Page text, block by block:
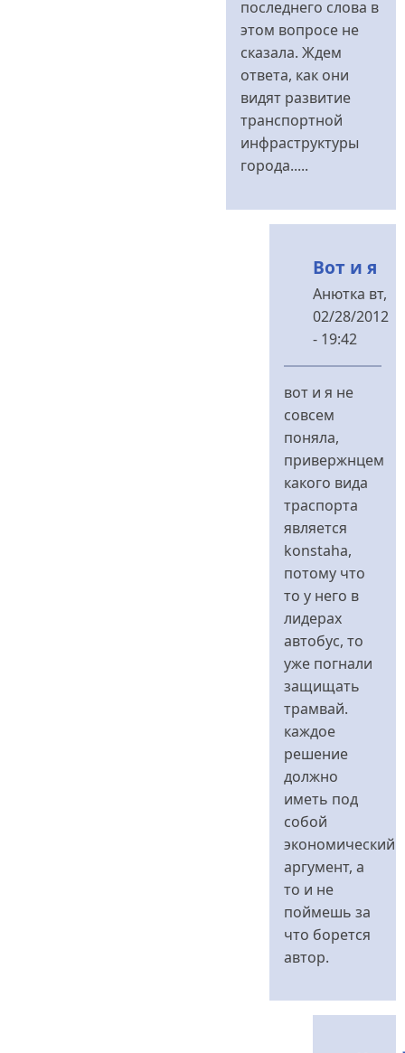
последнего слова в
этом вопросе не
сказала. Ждем
ответа, как они
видят развитие
транспортной
инфраструктуры
города.....
Вот и я
Анютка вт,
02/28/2012
- 19:42
У
демагогия...
Меланченко
вот и я не
совсем
поняла,
привержнцем
какого вида
траспорта
является
konstaha,
потому что
то у него в
лидерах
автобус, то
уже погнали
защищать
трамвай.
каждое
решение
должно
иметь под
собой
экономический
аргумент, а
то и не
поймешь за
что борется
автор.